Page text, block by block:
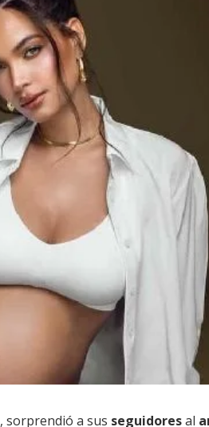
, sorprendió a sus seguidoresal